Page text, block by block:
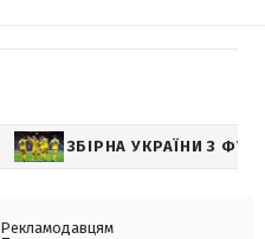
ЗБІРНА УКРАЇНИ З
Рекламодавцям